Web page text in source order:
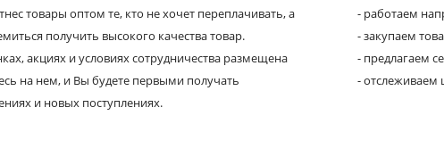
товары оптом те, кто не хочет переплачивать, а
получить высокого качества товар.
акциях и условиях сотрудничества размещена
на нем, и Вы будете первыми получать
и новых поступлениях.
- работаем
- закупаем
- предлагаем
- отслеживаем